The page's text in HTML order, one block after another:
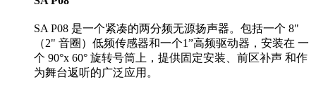
SA P08 是一个紧凑的两分频无源扬声器。包括一个 8"
（2" 音圈）低频传感器和一个1”高频驱动器，安装在 一
个 90°x 60° 旋转号筒上，提供固定安装、前区补声 和作
为舞台返听的广泛应用。